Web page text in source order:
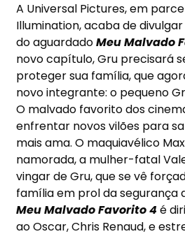
A Universal Pictures, em
Illumination, acaba de
do aguardadoMeu Malvado
novo capítulo, Gru precisará
proteger sua família, que
novo integrante: o pequeno
O malvado favorito dos
enfrentar novos vilões para
mais ama. O maquiavélico
namorada, a mulher-fatal
vingar de Gru, que se vê
família em prol da segurança
Meu Malvado Favorito 4 é
ao Oscar, Chris Renaud, e